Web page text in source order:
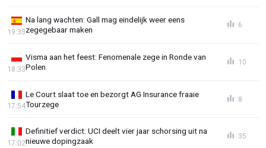
Na lang wachten: Gall mag eindelijk weer eens
zegegebaar maken
19:33
6
Visma aan het feest: Fenomenale zege in Ronde van
Polen
18:33
10
Le Court slaat toe en bezorgt AG Insurance fraaie
Tourzege
17:54
8
Definitief verdict: UCI deelt vier jaar schorsing uit na
nieuwe dopingzaak
17:02
35